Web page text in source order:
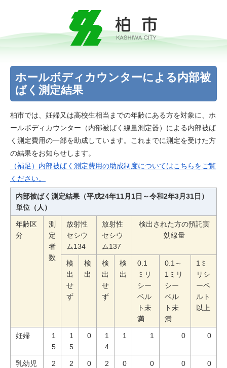
ホールボディカウンターによる内部被
ばく測定結果
柏市では、妊婦又は高校生相当までの年齢にある方を対象に、ホ
ールボディカウンター（内部被ばく線量測定器）による内部被ば
く測定費用の一部を助成しています。これまでに測定を受けた方
の結果をお知らせします。
（補足）内部被ばく測定費用の助成制度についてはこちらをご覧
ください。
内部被ばく測定結果（平成24年11月1日～令和2年3月31日）
単位（人）
年齢区
分
測
定
者
数
放射性
セシウ
ム134
放射性
セシウ
ム137
検出された方の預託実
効線量
検
出
せ
ず
検
出
検
出
せ
ず
検
出
0.1
ミリ
シー
ベル
ト未
満
0.1～
1ミリ
シー
ベル
ト未
満
1ミ
リシ
ーベ
ルト
以上
妊婦
1
5
1
5
0
1
4
1 1 0 0
乳幼児
2
2
0
2
0 0 0 0